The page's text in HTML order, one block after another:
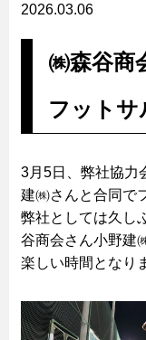
2026.03.06
㈱森谷商
フットサ
3月5日、弊社協力
建㈱さんと合同で
弊社としては久し
谷商会さん小野建
楽しい時間となり